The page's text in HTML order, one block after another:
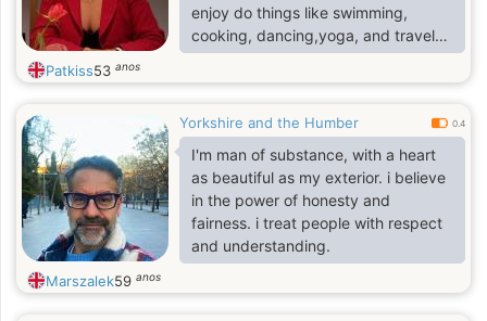
enjoy do things like swimming,
cooking, dancing,yoga, and travel
and shopping.
Patkiss53 anos
Yorkshire and the Humber 0.4
I'm man of substance, with a heart
as beautiful as my exterior. i believe
in the power of honesty and
fairness. i treat people with respect
and understanding.
Marszalek59 anos